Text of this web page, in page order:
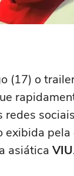
(17) o
redes
exibida
asiática VIU